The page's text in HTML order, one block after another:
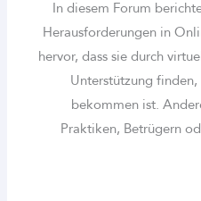
In
hervor,